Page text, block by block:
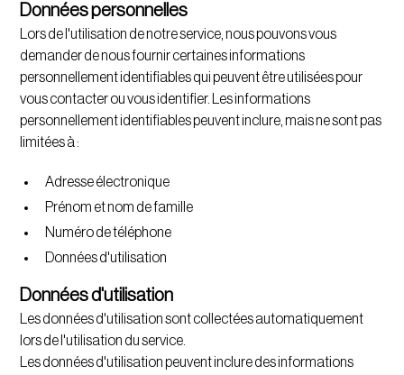
Données personnelles
Lors de l'utilisation de notre service, nous pouvons vous
demander de nous fournir certaines informations
personnellement identifiables qui peuvent être utilisées pour
vous contacter ou vous identifier. Les informations
personnellement identifiables peuvent inclure, mais ne sont pas
limitées à :
Adresse électronique
Prénom et nom de famille
Numéro de téléphone
Données d'utilisation
Données d'utilisation
Les données d'utilisation sont collectées automatiquement
lors de l'utilisation du service.
Les données d'utilisation peuvent inclure des informations